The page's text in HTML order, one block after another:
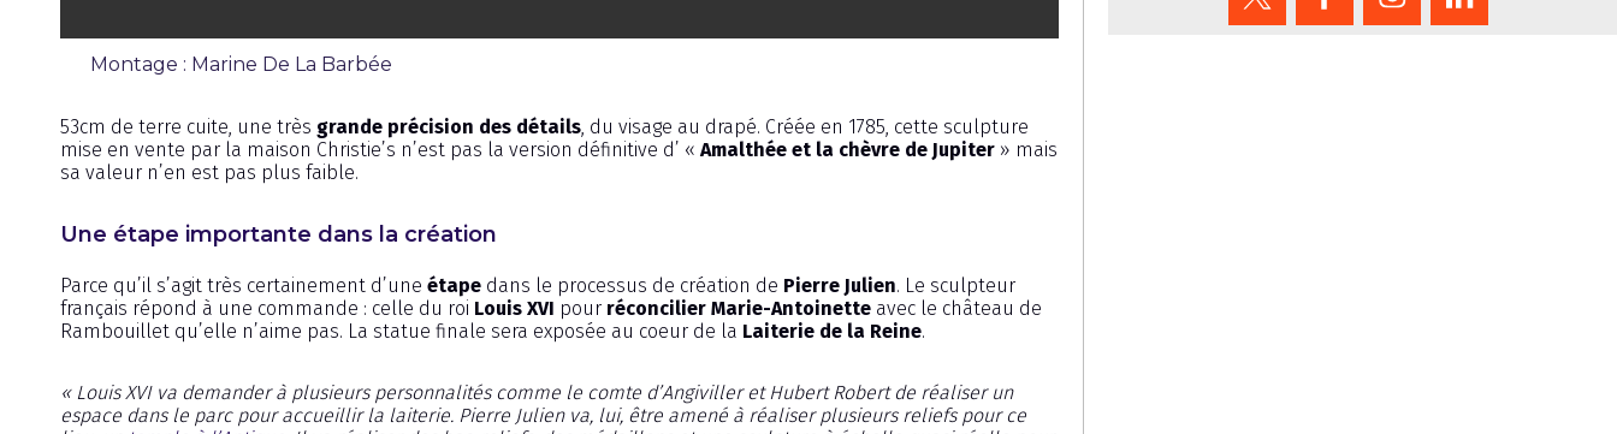
Montage : Marine De La Barbée
53cm de terre cuite, une très grande précision des détails, du visage au drapé. Créée en 1785, cette sculpture
mise en vente par la maison Christie’s n’est pas la version définitive d’ « Amalthée et la chèvre de Jupiter » mais
sa valeur n’en est pas plus faible.
Une étape importante dans la création
Parce qu’il s’agit très certainement d’une étape dans le processus de création de Pierre Julien. Le sculpteur
français répond à une commande : celle du roi Louis XVI pour réconcilier Marie-Antoinette avec le château de
Rambouillet qu’elle n’aime pas. La statue finale sera exposée au coeur de la Laiterie de la Reine.
« Louis XVI va demander à plusieurs personnalités comme le comte d’Angiviller et Hubert Robert de réaliser un
espace dans le parc pour accueillir la laiterie. Pierre Julien va, lui, être amené à réaliser plusieurs reliefs pour ce